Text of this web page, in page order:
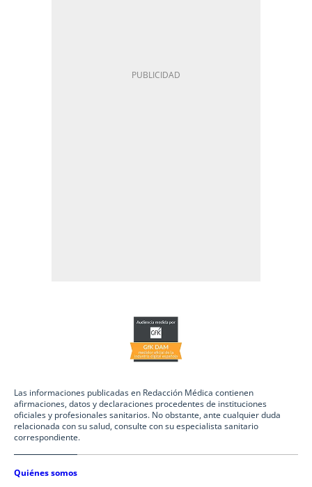
Las informaciones publicadas en Redacción Médica contienen
afirmaciones, datos y declaraciones procedentes de instituciones
oficiales y profesionales sanitarios. No obstante, ante cualquier duda
relacionada con su salud, consulte con su especialista sanitario
correspondiente.
Quiénes somos